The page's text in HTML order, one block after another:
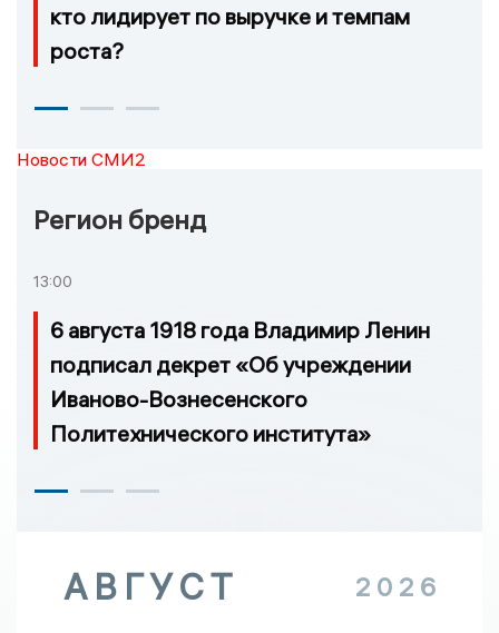
кто лидирует по выручке и темпам
роста?
Новости СМИ2
Регион бренд
13:00
6 августа 1918 года Владимир Ленин
подписал декрет «Об учреждении
Иваново-Вознесенского
Политехнического института»
АВГУСТ 2026